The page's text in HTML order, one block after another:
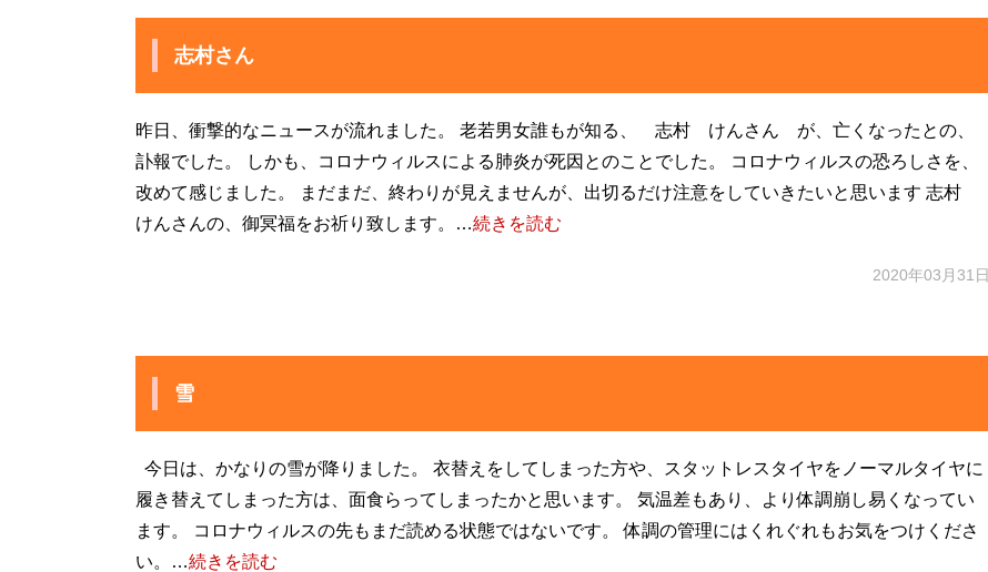
志村さん
昨日、衝撃的なニュースが流れました。 老若男女誰もが知る、 志村 けんさん が、亡くなったとの、
訃報でした。 しかも、コロナウィルスによる肺炎が死因とのことでした。 コロナウィルスの恐ろしさを、
改めて感じました。 まだまだ、終わりが見えませんが、出切るだけ注意をしていきたいと思います 志村
けんさんの、御冥福をお祈り致します。…続きを読む
2020年03月31日
雪
今日は、かなりの雪が降りました。 衣替えをしてしまった方や、スタットレスタイヤをノーマルタイヤに
履き替えてしまった方は、面食らってしまったかと思います。 気温差もあり、より体調崩し易くなってい
ます。 コロナウィルスの先もまだ読める状態ではないです。 体調の管理にはくれぐれもお気をつけくださ
い。…続きを読む